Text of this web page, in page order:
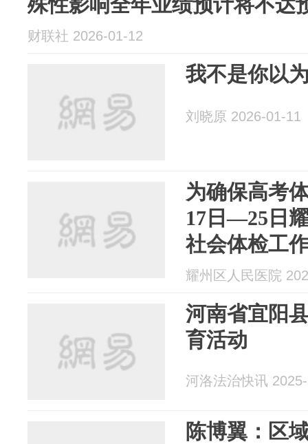
殊性影响全年业绩预计将不达
财联社 2026-01-12
我不是你以
刘晓原 2026-01-11
为确保高考
17日—25日
社会体检工
耀州区人民医院
河南省宜阳
育活动
河洛法治快讯
陈博翼：区